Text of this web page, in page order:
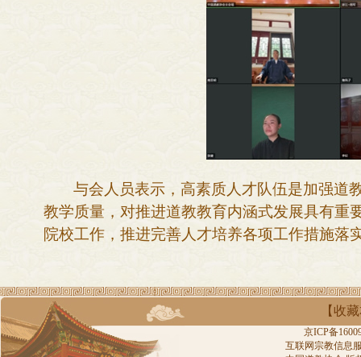
与会人员表示， 高素质人才队伍是加强道
教学质量，对推进道教教育内涵式发展具有重
院校工作，推进完善人才培养各项工作措施落